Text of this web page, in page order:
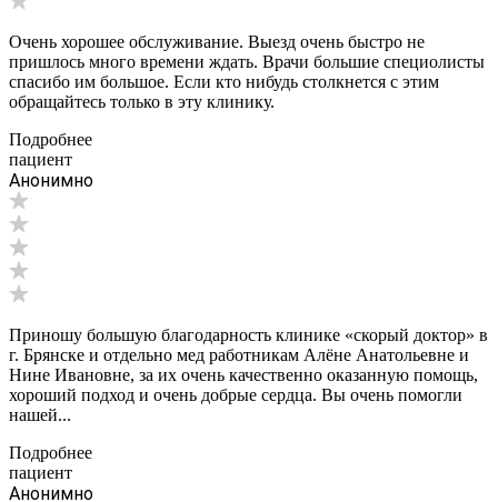
Очень хорошее обслуживание. Выезд очень быстро не
пришлось много времени ждать. Врачи большие специолисты
спасибо им большое. Если кто нибудь столкнется с этим
обращайтесь только в эту клинику.
Подробнее
пациент
Анонимно
Приношу большую благодарность клинике «скорый доктор» в
г. Брянске и отдельно мед работникам Алёне Анатольевне и
Нине Ивановне, за их очень качественно оказанную помощь,
хороший подход и очень добрые сердца. Вы очень помогли
нашей...
Подробнее
пациент
Анонимно